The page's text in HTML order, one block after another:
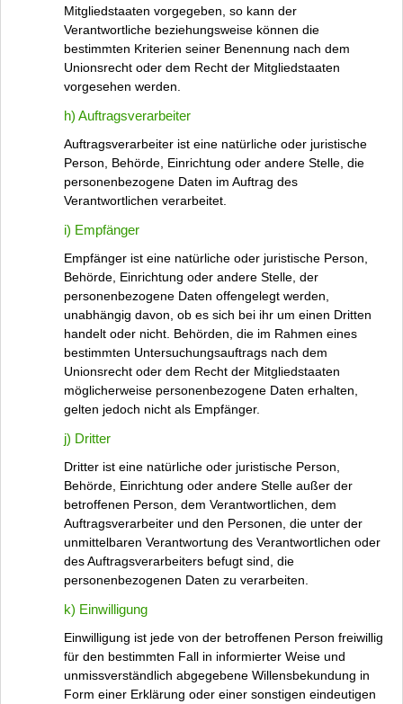
Mitgliedstaaten vorgegeben, so kann der
Verantwortliche beziehungsweise können die
bestimmten Kriterien seiner Benennung nach dem
Unionsrecht oder dem Recht der Mitgliedstaaten
vorgesehen werden.
h) Auftragsverarbeiter
Auftragsverarbeiter ist eine natürliche oder juristische
Person, Behörde, Einrichtung oder andere Stelle, die
personenbezogene Daten im Auftrag des
Verantwortlichen verarbeitet.
i) Empfänger
Empfänger ist eine natürliche oder juristische Person,
Behörde, Einrichtung oder andere Stelle, der
personenbezogene Daten offengelegt werden,
unabhängig davon, ob es sich bei ihr um einen Dritten
handelt oder nicht. Behörden, die im Rahmen eines
bestimmten Untersuchungsauftrags nach dem
Unionsrecht oder dem Recht der Mitgliedstaaten
möglicherweise personenbezogene Daten erhalten,
gelten jedoch nicht als Empfänger.
j) Dritter
Dritter ist eine natürliche oder juristische Person,
Behörde, Einrichtung oder andere Stelle außer der
betroffenen Person, dem Verantwortlichen, dem
Auftragsverarbeiter und den Personen, die unter der
unmittelbaren Verantwortung des Verantwortlichen oder
des Auftragsverarbeiters befugt sind, die
personenbezogenen Daten zu verarbeiten.
k) Einwilligung
Einwilligung ist jede von der betroffenen Person freiwillig
für den bestimmten Fall in informierter Weise und
unmissverständlich abgegebene Willensbekundung in
Form einer Erklärung oder einer sonstigen eindeutigen